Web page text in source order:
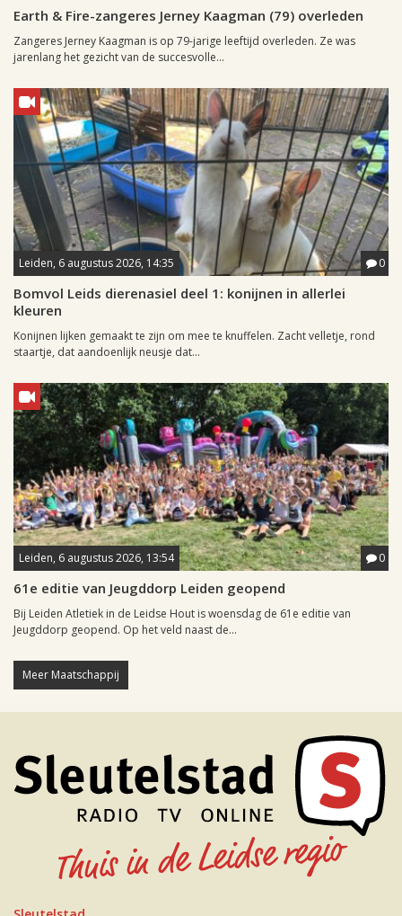
Earth & Fire-zangeres Jerney Kaagman (79) overleden
Zangeres Jerney Kaagman is op 79-jarige leeftijd overleden. Ze was
jarenlang het gezicht van de succesvolle...
Leiden, 6 augustus 2026, 14:35 0
Bomvol Leids dierenasiel deel 1: konijnen in allerlei
kleuren
Konijnen lijken gemaakt te zijn om mee te knuffelen. Zacht velletje, rond
staartje, dat aandoenlijk neusje dat...
Leiden, 6 augustus 2026, 13:54 0
61e editie van Jeugddorp Leiden geopend
Bij Leiden Atletiek in de Leidse Hout is woensdag de 61e editie van
Jeugddorp geopend. Op het veld naast de...
Meer Maatschappij